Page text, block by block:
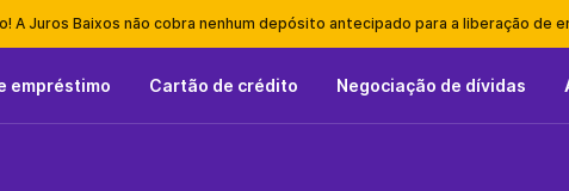
A Juros Baixos não cobra nenhum depósito antecipado para a liberação de
empréstimo Cartão de crédito Negociação de dívidas